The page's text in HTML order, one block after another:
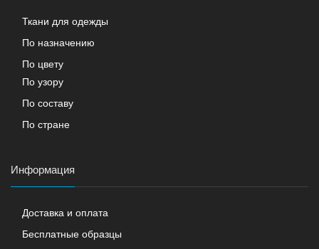
Ткани для одежды
По назначению
По цвету
По узору
По составу
По стране
Информация
Доставка и оплата
Бесплатные образцы